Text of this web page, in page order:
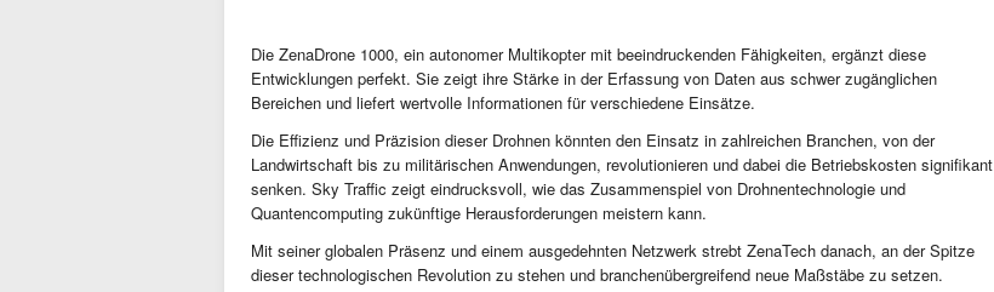
Die ZenaDrone 1000, ein autonomer Multikopter mit beeindruckenden Fähigkeiten, ergänzt diese
Entwicklungen perfekt. Sie zeigt ihre Stärke in der Erfassung von Daten aus schwer zugänglichen
Bereichen und liefert wertvolle Informationen für verschiedene Einsätze.
Die Effizienz und Präzision dieser Drohnen könnten den Einsatz in zahlreichen Branchen, von der
Landwirtschaft bis zu militärischen Anwendungen, revolutionieren und dabei die Betriebskosten signifikant
senken. Sky Traffic zeigt eindrucksvoll, wie das Zusammenspiel von Drohnentechnologie und
Quantencomputing zukünftige Herausforderungen meistern kann.
Mit seiner globalen Präsenz und einem ausgedehnten Netzwerk strebt ZenaTech danach, an der Spitze
dieser technologischen Revolution zu stehen und branchenübergreifend neue Maßstäbe zu setzen.